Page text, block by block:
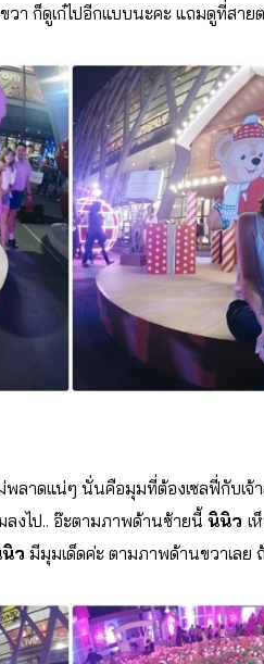
วา ก็ดูเก๋ไปอีกแบบนะคะ แถมดูที่สา
ลาดแน่ๆ นั่นคือมุมที่ต้องเซลฟี่กับเ
งไป.. อ๊ะตามภาพด้านซ้ายนี้ นินิว เ
ว มีมุมเด็ดค่ะ ตามภาพด้านขวาเลย